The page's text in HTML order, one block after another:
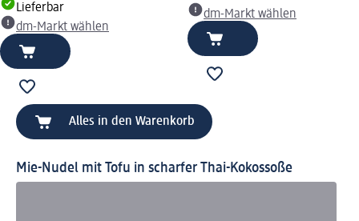
Lieferbar
dm-Markt wählen
dm-Markt wählen
Alles in den Warenkorb
Mie-Nudel mit Tofu in scharfer Thai-Kokossoße